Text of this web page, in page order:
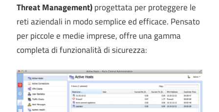
Threat Management)progettata per proteggere le
reti aziendali in modo semplice ed efficace. Pensato
per piccole e medie imprese, offre una gamma
completa di funzionalità di sicurezza: